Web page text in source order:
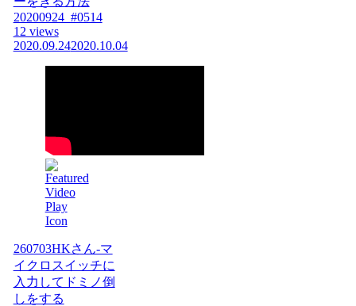
20200924_#0514
12 views
2020.09.242020.10.04
260703HKさん-マ
イクロスイッチに
入力してドミノ倒
しをする